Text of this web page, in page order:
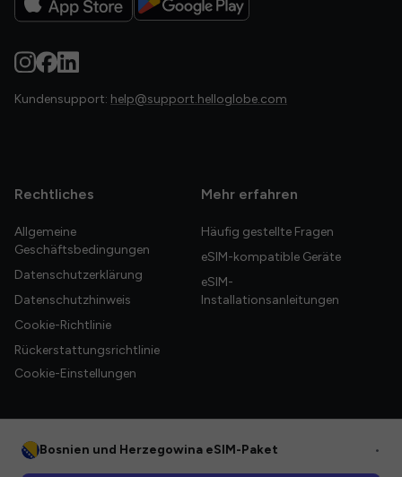
Kundensupport: help@support.helloglobe.com
Rechtliches
Allgemeine
Geschäftsbedingungen
Datenschutzerklärung
Datenschutzhinweis
Cookie-Richtlinie
Rückerstattungsrichtlinie
Cookie-Einstellungen
Mehr erfahren
Häufig gestellte Fragen
eSIM-kompatible Geräte
eSIM-
Installationsanleitungen
Bosnien und Herzegowina eSIM-Paket •